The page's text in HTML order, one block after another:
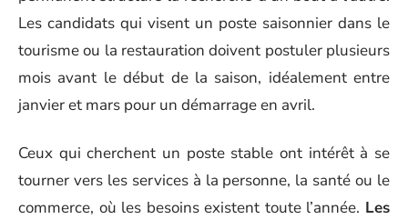
Les candidats qui visent un poste saisonnier dans le
tourisme ou la restauration doivent postuler plusieurs
mois avant le début de la saison, idéalement entre
janvier et mars pour un démarrage en avril.
Ceux qui cherchent un poste stable ont intérêt à se
tourner vers les services à la personne, la santé ou le
commerce, où les besoins existent toute l’année. Les